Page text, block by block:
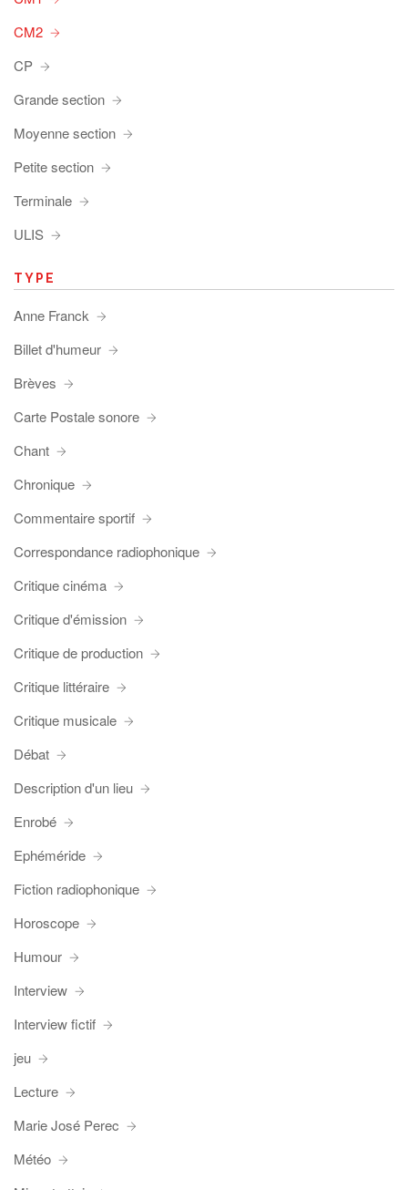
CM2
CP
Grande section
Moyenne section
Petite section
Terminale
ULIS
TYPE
Anne Franck
Billet d'humeur
Brèves
Carte Postale sonore
Chant
Chronique
Commentaire sportif
Correspondance radiophonique
Critique cinéma
Critique d'émission
Critique de production
Critique littéraire
Critique musicale
Débat
Description d'un lieu
Enrobé
Ephéméride
Fiction radiophonique
Horoscope
Humour
Interview
Interview fictif
jeu
Lecture
Marie José Perec
Météo